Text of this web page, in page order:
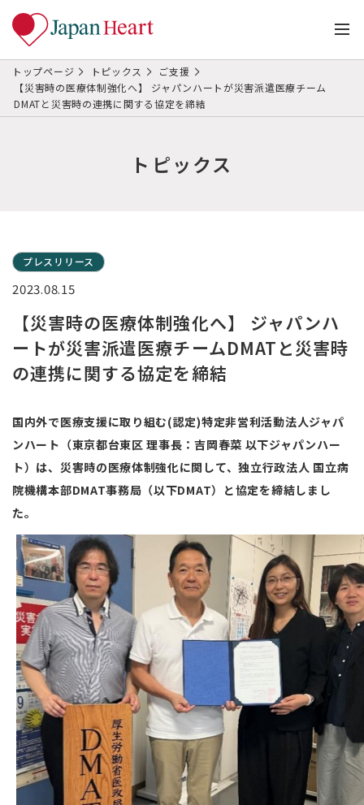
トップページ トピックス
ご支援
【災害時の医療体制強化へ】 ジャパンハートが災害派遣医療チーム
DMATと災害時の連携に関する協定を締結
トピックス
プレスリリース
2023.08.15
【災害時の医療体制強化へ】 ジャパンハ
ートが災害派遣医療チームDMATと災害時
の連携に関する協定を締結
国内外で医療支援に取り組む(認定)特定非営利活動法人ジャパ
ンハート（東京都台東区 理事長：吉岡春菜 以下ジャパンハー
ト）は、災害時の医療体制強化に関して、独立行政法人 国立病
院機構本部DMAT事務局（以下DMAT）と協定を締結しまし
た。